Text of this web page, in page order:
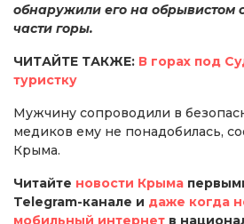
обнаружили его на обрывистом
части горы.
ЧИТАЙТЕ ТАКЖЕ: В горах под
туристку
Мужчину сопроводили в
медиков ему не понадобилась,
Крыма.
Читайте новости Крыма
Telegram-канале и даже когда
мобильный интернет в